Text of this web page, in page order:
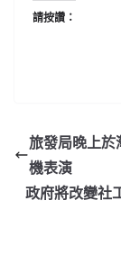
請按讚：
旅發局晚上於
機表演
政府將改變社